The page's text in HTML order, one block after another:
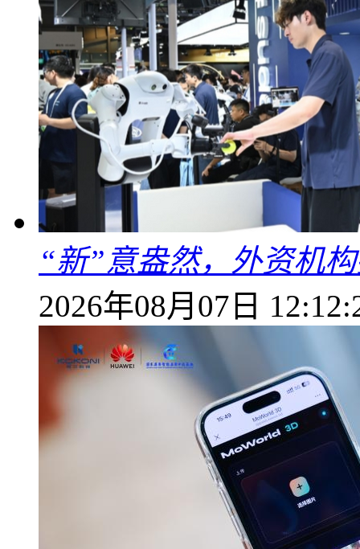
“新”意盎然，外资机
2026年08月07日